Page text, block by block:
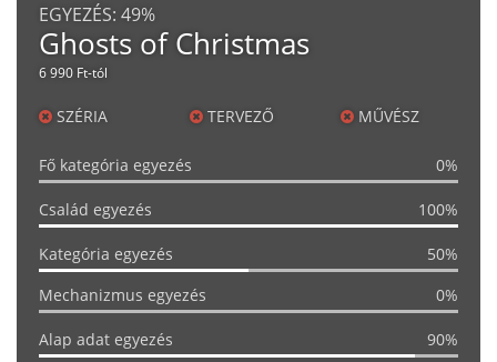
EGYEZÉS: 49%
Ghosts of Christmas
6 990 Ft-tól
SZÉRIA TERVEZŐ MŰVÉSZ
Fő kategória egyezés 0%
Család egyezés 100%
Kategória egyezés
50%
Mechanizmus egyezés
0%
Alap adat egyezés 90%